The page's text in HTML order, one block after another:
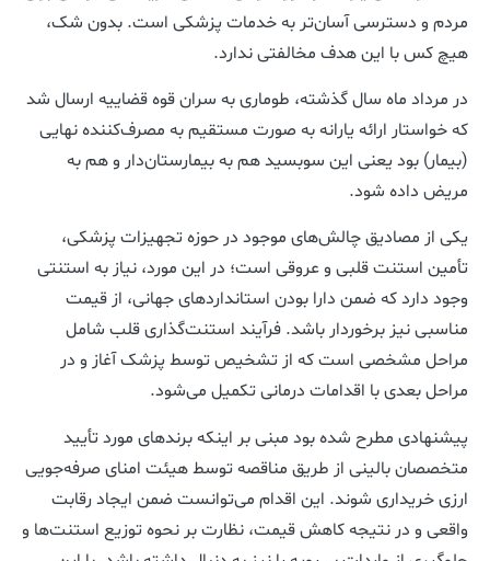
مردم و دسترسی آسان‌تر به خدمات پزشکی است. بدون شک،
هیچ کس با این هدف مخالفتی ندارد.
در مرداد ماه سال گذشته، طوماری به سران قوه قضاییه ارسال شد
که خواستار ارائه‌ یارانه به صورت مستقیم به مصرف‌کننده نهایی
(بیمار) بود یعنی این سوبسید هم به بیمارستان‌دار و هم به
مریض داده شود.
یکی از مصادیق چالش‌های موجود در حوزه تجهیزات پزشکی،
تأمین استنت قلبی و عروقی است؛ در این مورد، نیاز به استنتی
وجود دارد که ضمن دارا بودن استانداردهای جهانی، از قیمت
مناسبی نیز برخوردار باشد. فرآیند استنت‌گذاری قلب شامل
مراحل مشخصی است که از تشخیص توسط پزشک آغاز و در
مراحل بعدی با اقدامات درمانی تکمیل می‌شود.
پیشنهادی مطرح شده بود مبنی بر اینکه برندهای مورد تأیید
متخصصان بالینی از طریق مناقصه توسط هیئت امنای صرفه‌جویی
ارزی خریداری شوند. این اقدام می‌توانست ضمن ایجاد رقابت
واقعی و در نتیجه کاهش قیمت، نظارت بر نحوه توزیع استنت‌ها و